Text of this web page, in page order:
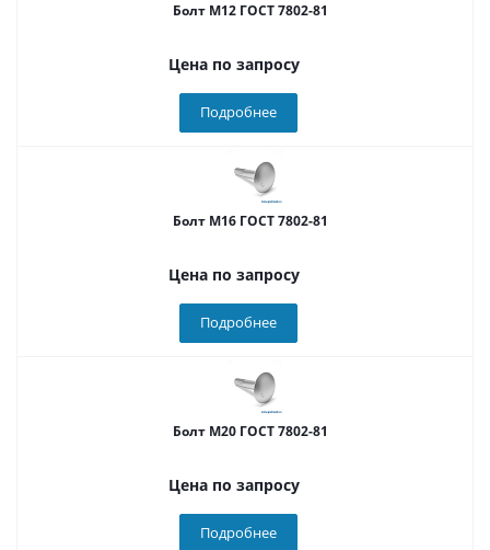
Болт М12 ГОСТ 7802-81
Цена по запросу
Подробнее
Болт М16 ГОСТ 7802-81
Цена по запросу
Подробнее
Болт М20 ГОСТ 7802-81
Цена по запросу
Подробнее